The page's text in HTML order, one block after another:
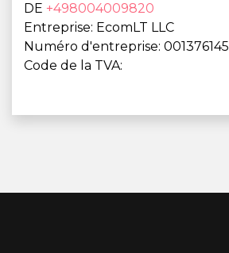
DE +498004009820
Entreprise: EcomLT LLC
Numéro d'entreprise: 001376145
Code de la TVA: